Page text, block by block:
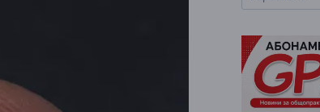
за: